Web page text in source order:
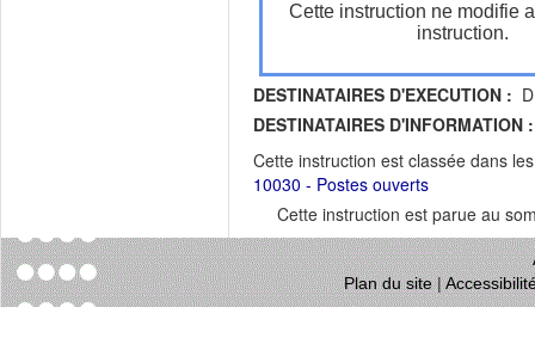
Cette instruction ne modifie
instruction.
DESTINATAIRES D'EXECUTION :
DESTINATAIRES D'INFORMATION :
Cette instruction est classée dans
10030 - Postes ouverts
Cette instruction est parue au
Plan du site|